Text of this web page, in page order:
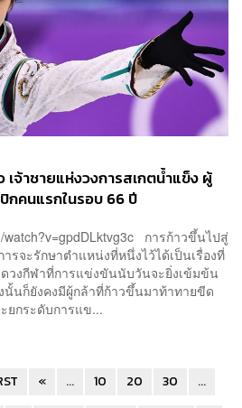
เจ้าชายแห่งวงการสเกตน้ำแข็ง ผู้
กคนแรกในรอบ 66 ปี
watch?v=gpdDLktvg3c การก้าวขึ้นไปสู่
รจะรักษาตำแหน่งที่หนึ่งไว้ได้เป็นเรื่องที่
วงกีฬาที่การแข่งขันนับวันจะยิ่งเข้มข้น
นก็ยังคงมีผู้กล้าที่ก้าวขึ้นมาท้าทายขีด
ยกระดับการแข...
« ... 10 20 30
...